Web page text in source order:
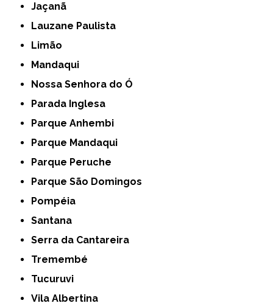
Jaçanã
Lauzane Paulista
Limão
Mandaqui
Nossa Senhora do Ó
Parada Inglesa
Parque Anhembi
Parque Mandaqui
Parque Peruche
Parque São Domingos
Pompéia
Santana
Serra da Cantareira
Tremembé
Tucuruvi
Vila Albertina